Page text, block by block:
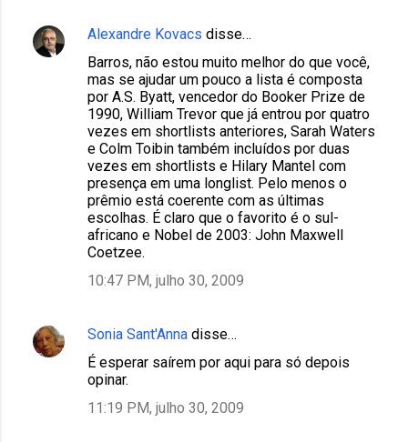
Alexandre Kovacs disse…
Barros, não estou muito melhor do que você,
mas se ajudar um pouco a lista é composta
por A.S. Byatt, vencedor do Booker Prize de
1990, William Trevor que já entrou por quatro
vezes em shortlists anteriores, Sarah Waters
e Colm Toibin também incluídos por duas
vezes em shortlists e Hilary Mantel com
presença em uma longlist. Pelo menos o
prêmio está coerente com as últimas
escolhas. É claro que o favorito é o sul-
africano e Nobel de 2003: John Maxwell
Coetzee.
10:47 PM, julho 30, 2009
Sonia Sant'Anna disse…
É esperar saírem por aqui para só depois
opinar.
11:19 PM, julho 30, 2009